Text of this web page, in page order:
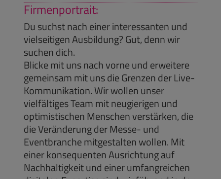
Firmenportrait:
Du suchst nach einer interessanten und
vielseitigen Ausbildung? Gut, denn wir
suchen dich.
Blicke mit uns nach vorne und erweitere
gemeinsam mit uns die Grenzen der Live-
Kommunikation. Wir wollen unser
vielfältiges Team mit neugierigen und
optimistischen Menschen verstärken, die
die Veränderung der Messe- und
Eventbranche mitgestalten wollen. Mit
einer konsequenten Ausrichtung auf
Nachhaltigkeit und einer umfangreichen